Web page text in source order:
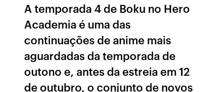
A temporada 4 de Boku no Hero
Academia é uma das
continuações de anime mais
aguardadas da temporada de
outono e, antes da estreia em 12
de outubro, o conjunto de novos